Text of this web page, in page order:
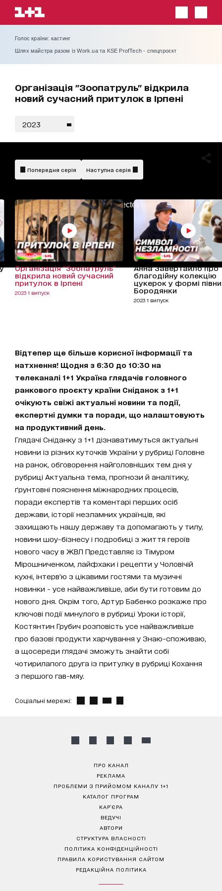
Голос країни: кастинг
Шлях майстра разом із Work.ua та KSE ProfTech - спецпроєкт
Організація "Зоопатруль" відкрила
новий сучасний притулок в Ірпені
2023
AdBlockDetected!
Попередня серія Наступна серія
Організація "Зоопатруль"
відкрила новий сучасний
притулок в Ірпені
2023 1 випуск
Анна Завертайло про
благодійну колекцію
цукерок у формі
Бородянки
2023 1 випуск
Відтепер ще більше корисної інформації та
натхнення! Щодня з 6:30 до 10:30 на
телеканалі 1+1 Україна глядачів головного
ранкового проєкту країни Сніданок з 1+1
очікують свіжі актуальні новини та події,
експертні думки та поради, що налаштовують
на продуктивний день.
Глядачі Сніданку з 1+1 дізнаватимуться актуальні
новини із різних куточків України у рубриці Головне
на ранок, обговорення найголовніших тем дня у
рубриці Актуальна тема, прогнози й аналітику,
ґрунтовні пояснення міжнародних процесів,
поради експертів та коментарі перших осіб
держави, історії незламних українців, які
захищають нашу державу та допомагають у тилу,
новини шоу-бізнесу і подробиці з життя героїв
нового часу в ЖВЛ Представляє із Тімуром
Мірошниченком, лайфхаки і рецепти у Чоловічій
кухні, інтерв’ю з цікавими гостями та музичні
новинки - усе найважливіше, аби бути готовим до
нового дня. Окрім того, Артур Бабенко розкаже про
ключові події минулого в рубриці Уроки історії,
Костянтин Грубич розповість усе найважливіше
про базові продукти харчування у Знаю-споживаю,
а щосереди глядачі зможуть знайти собі
чотирилапого друга із притулку в рубриці Кохання
з першого гав-мяу.
Соціальні мережі:
ПРО КАНАЛ
РЕКЛАМА
ПРОБЛЕМИ З ПРИЙОМОМ КАНАЛУ 1+1
КАТАЛОГ ПРОГРАМ
КАР’ЄРА
ВЕДУЧІ
АВТОРИ
СТРУКТУРА ВЛАСНОСТІ
ПОЛІТИКА КОНФІДЕНЦІЙНОСТІ
ПРАВИЛА КОРИСТУВАННЯ САЙТОМ
РЕДАКЦІЙНА ПОЛІТИКА